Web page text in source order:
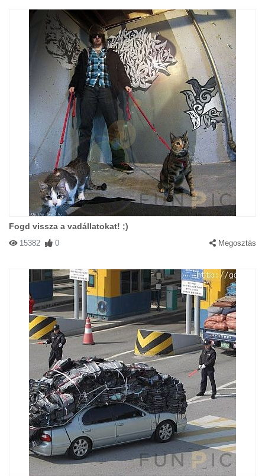
Fogd vissza a vadállatokat! ;)
15382 0 Megosztás